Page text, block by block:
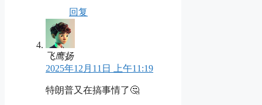
回复
飞鹰扬
2025年12月11日 上午11:19
特朗普又在搞事情了🤔